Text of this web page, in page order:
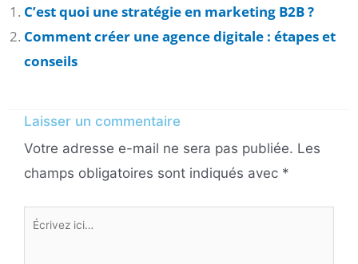
C’est quoi une stratégie en marketing B2B ?
Comment créer une agence digitale : étapes et
conseils
Laisser un commentaire
Votre adresse e-mail ne sera pas publiée. Les
champs obligatoires sont indiqués avec *
Écrivez